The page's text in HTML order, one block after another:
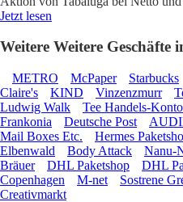
Jetzt lesen
Weitere Weitere Geschäfte
METRO McPaper Starbucks
Claire's
KIND Vinzenzmurr
Ludwig Walk
Tee Handels-
Frankonia
Deutsche Post
Mail Boxes Etc.
Hermes
Elbenwald
Body Attack Nanu-
Bräuer
DHL Paketshop DHL
Copenhagen
M-net Sostrene
Creativmarkt